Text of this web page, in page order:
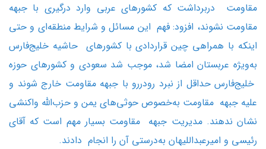
مقاومت دربرداشت که کشورهای عربی وارد درگیری با جبهه
مقاومت نشوند، افزود: فهم این مسائل و شرایط منطقه‌ای و حتی
اینکه با همراهی چین قراردادی با کشورهای حاشیه خلیج‌فارس
به‌ویژه عربستان امضا شد، موجب شد سعودی و کشورهای حوزه
خلیج‌فارس حداقل از نبرد رودررو با جبهه مقاومت خارج شوند و
علیه جبهه مقاومت به‌خصوص حوثی‌های یمن و حزب‌الله واکنشی
نشان ندهند. مدیریت جبهه مقاومت بسیار مهم است که آقای
رئیسی و امیرعبداللیهان به‌درستی آن را انجام دادند.